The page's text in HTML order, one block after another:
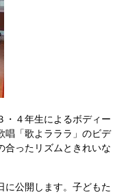
４年生によるボディー
唱「歌よラララ」のビデ
合ったリズムときれいな
公開します。子どもた